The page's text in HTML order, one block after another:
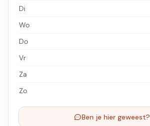
Di
Wo
Do
Vr
Za
Zo
Ben je hier geweest?